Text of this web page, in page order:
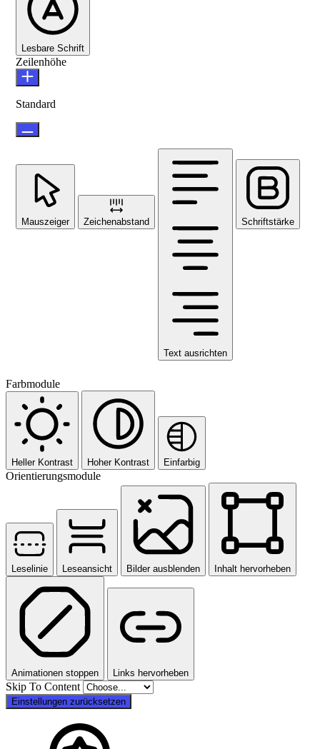
Lesbare Schrift
Zeilenhöhe
Standard
Mauszeiger Zeichenabstand
Text ausrichten
Schriftstärke
Farbmodule
Heller Kontrast Hoher Kontrast Einfarbig
Orientierungsmodule
Leselinie Leseansicht Bilder ausblenden Inhalt hervorheben
Animationen stoppen Links hervorheben
Skip To Content
Einstellungen zurücksetzen